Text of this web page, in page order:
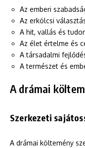
Az emberi
Az erkölcsi
A hit, vallás és
Az élet értelme és
A társadalmi
A természet és
A drámai
Szerkezeti
A drámai költemény